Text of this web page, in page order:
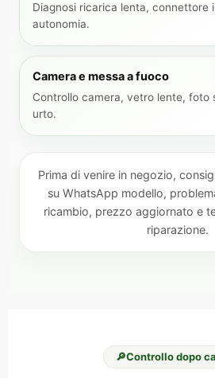
Diagnosi ricarica lenta, connettore
autonomia.
Camera e messa a fuoco
Controllo camera, vetro lente, foto
urto.
Prima di venire in negozio,
su WhatsApp modello,
ricambio, prezzo aggiornato e
riparazione.
🔎Controllo dopo